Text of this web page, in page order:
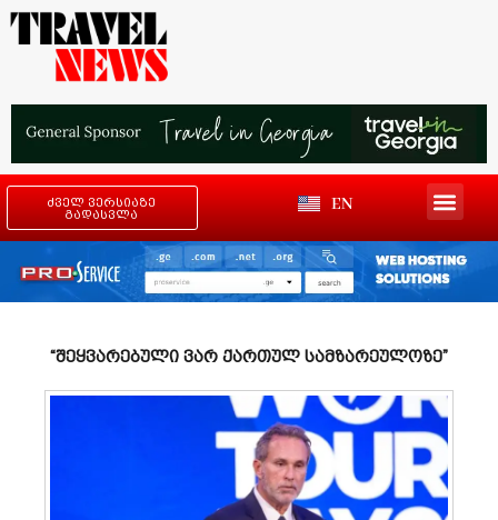
ძველ ვერსიაზე
გადასვლა
EN
“შეყვარებული ვარ ქართულ სამზარეულოზე”